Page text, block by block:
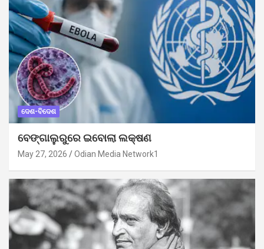
ଦେଶ-ବିଦେଶ
ବେଙ୍ଗାଲୁରୁରେ ଇବୋଲା ଲକ୍ଷଣ
May 27, 2026 Odian Media Network1